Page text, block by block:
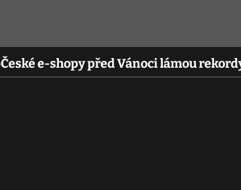
České e-shopy před Vánoci lámou